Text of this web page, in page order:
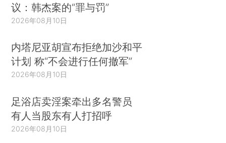
议：韩杰案的“罪与罚”
2026年08月10日
内塔尼亚胡宣布拒绝加沙和平
计划 称“不会进行任何撤军”
2026年08月10日
足浴店卖淫案牵出多名警员
有人当股东有人打招呼
2026年08月10日